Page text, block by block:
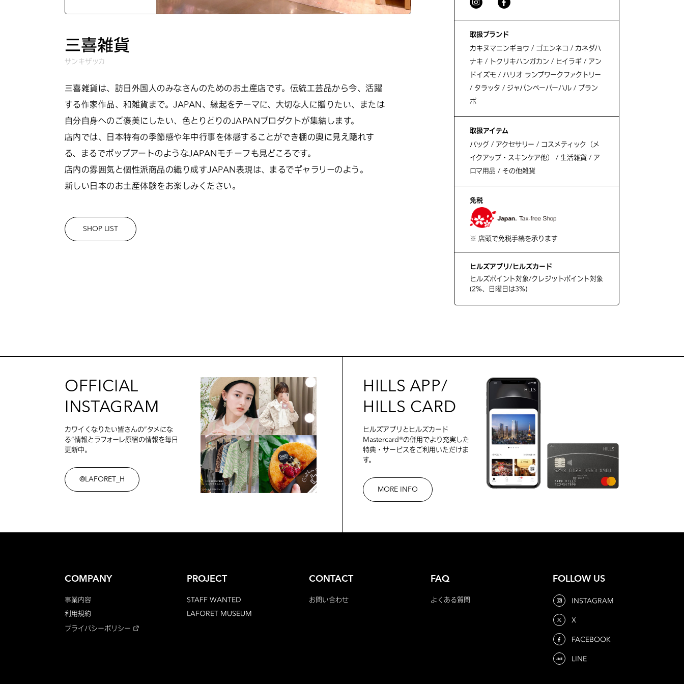
三喜雑貨
サンキザッカ
三喜雑貨は、訪日外国人のみなさんのためのお土産店です。伝統工芸品から今、活躍
する作家作品、和雑貨まで。JAPAN、縁起をテーマに、大切な人に贈りたい、または
自分自身へのご褒美にしたい、色とりどりのJAPANプロダクトが集結します。
店内では、日本特有の季節感や年中行事を体感することができ棚の奥に見え隠れす
る、まるでポップアートのようなJAPANモチーフも見どころです。
店内の雰囲気と個性派商品の織り成すJAPAN表現は、まるでギャラリーのよう。
新しい日本のお土産体験をお楽しみください。
SHOP LIST
取扱ブランド
カキヌマニンギョウ / ゴエンネコ / カネダハ
ナキ / トクリキハンガカン / ヒイラギ / アン
ドイズモ / ハリオ ランプワークファクトリー
/ タラッタ / ジャパンペーパーハル / プラン
ポ
取扱アイテム
バッグ / アクセサリー / コスメティック（メ
イクアップ・スキンケア他） / 生活雑貨 / ア
ロマ用品 / その他雑貨
免税
※ 店頭で免税手続を承ります
ヒルズアプリ/ヒルズカード
ヒルズポイント対象/クレジットポイント対象
(2%、日曜日は3%)
OFFICIAL
INSTAGRAM
カワイくなりたい皆さんの”タメにな
る”情報とラフォーレ原宿の情報を毎日
更新中。
@LAFORET_H
HILLS APP/
HILLS CARD
ヒルズアプリとヒルズカード
Mastercard®の併用でより充実した
特典・サービスをご利用いただけま
す。
MORE INFO
COMPANY
事業内容
利用規約
プライバシーポリシー
PROJECT
STAFF WANTED
LAFORET MUSEUM
CONTACT
お問い合わせ
FAQ
よくある質問
FOLLOW US
INSTAGRAM
X
FACEBOOK
LINE